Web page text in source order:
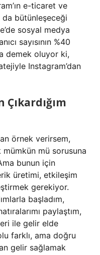
e-ticaret ve
bütünleşeceği
sosyal medya
sayısının %40
demek oluyor ki,
Instagram’dan
örnek verirsem,
mümkün mü sorusuna
bunun için
üretimi, etkileşim
gerekiyor.
başladım,
paylaştım,
ile gelir elde
farklı, ama doğru
gelir sağlamak